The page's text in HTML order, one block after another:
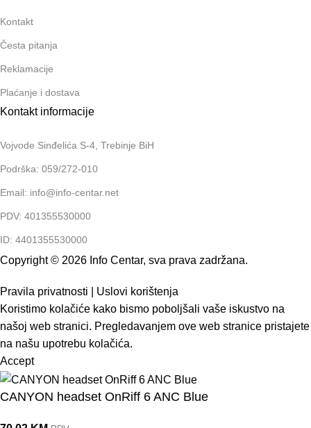
Kontakt
Česta pitanja
Reklamacije
Plaćanje i dostava
Kontakt informacije
Vojvode Sinđelića S-4, Trebinje BiH
Podrška: 059/272-010
Email: info@info-centar.net
PDV: 401355530000
ID: 4401355530000
Copyright © 2026 Info Centar, sva prava zadržana.
Pravila privatnosti
Uslovi korištenja
Koristimo kolačiće kako bismo poboljšali vaše iskustvo na
našoj web stranici. Pregledavanjem ove web stranice pristajete
na našu upotrebu kolačića.
Accept
CANYON headset OnRiff 6 ANC Blue